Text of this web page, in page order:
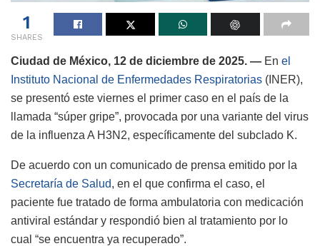
1
SHARES
Ciudad de México, 12 de diciembre de 2025. — En el
Instituto Nacional de Enfermedades Respiratorias (INER),
se presentó este viernes el primer caso en el país de la
llamada “súper gripe”, provocada por una variante del virus
de la influenza A H3N2, específicamente del subclado K.
De acuerdo con un comunicado de prensa emitido por la
Secretaría de Salud, en el que confirma el caso, el
paciente fue tratado de forma ambulatoria con medicación
antiviral estándar y respondió bien al tratamiento por lo
cual “se encuentra ya recuperado”.